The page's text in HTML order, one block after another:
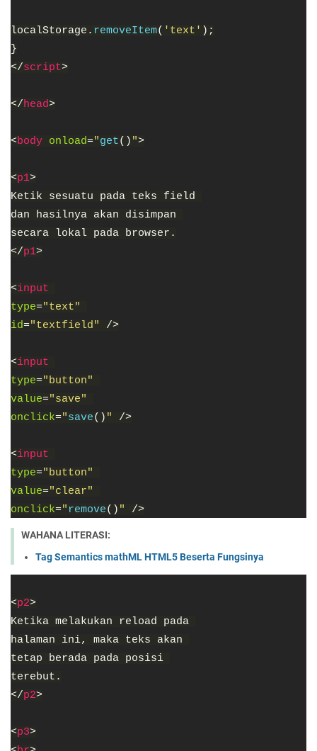
localStorage. removeItem( 'text' );
}
</script>
</head>
<body onload="get() ">
<p1>
Ketik sesuatu pada teks field
dan hasilnya akan disimpan
secara lokal pada browser.
</p1>
<input
type="text"
id="textfield" />
<input
type="button"
value="save"
onclick="save() " />
<input
type="button"
value="clear"
onclick="remove() " />
WAHANA LITERASI:
Tag Semantics mathML HTML5 Beserta Fungsinya
<p2>
Ketika melakukan reload pada
halaman ini, maka teks akan
tetap berada pada posisi
terebut.
</p2>
<p3>